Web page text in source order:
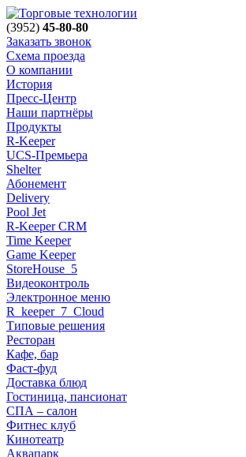
(3952) 45-80-80
Заказать звонок
Схема проезда
О компании
История
Пресс-Центр
Наши партнёры
Продукты
R-Keeper
UCS-Премьера
Shelter
Абонемент
Delivery
Pool Jet
R-Keeper CRM
Time Keeper
Game Keeper
StoreHouse_5
Видеоконтроль
Электронное меню
R_keeper_7_Cloud
Типовые решения
Ресторан
Кафе, бар
Фаст-фуд
Доставка блюд
Гостиница, пансионат
СПА – салон
Фитнес клуб
Кинотеатр
Аквапарк